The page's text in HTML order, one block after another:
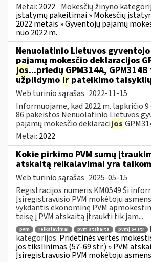
Metai: 2022 Mokesčių žinyno
įstatymų pakeitimai » Mokesčių
2022 metais » Gyventojų pajamų
nuo 2022 m.
Nenuolatinio Lietuvos
pajamų mokesčio deklaracijos
jos...priedų GPM314A,
užpildymo ir pateikimo
Web turinio sąrašas 2022-11-15
Informuojame, kad 2022 m. lapkričio 9
86 pakeistos Nenuolatinio Lietuvos
pajamų mokesčio deklaracijos
Metai: 2022
Kokie pirkimo PVM sumų
atskaitą reikalavimai yra
Web turinio sąrašas 2025-05-15
Registracijos numeris KM0549 Ši
Įsiregistravusio PVM mokėtoju
vykdantis ekonominę PVM
teisę į PVM atskaitą įtraukti tik jam...
pvm reikalavimai pvm atskaita pvmį 64 str
kategorijos: Pridėtinės vertės
jos tikslinimas (57-69 str.) » PVM
Įsiregistravusio PVM mokėtoju asmens